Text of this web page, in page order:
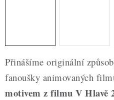
Nepřevzetí zásilky na dobírku
Hodnocení obchodu
Blog
Podmínky ochrany osobních údajů
Přinášíme originální
fanoušky animovaných
motivem z filmu V Hlavě